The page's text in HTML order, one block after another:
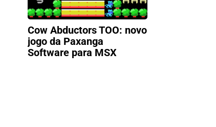
Cow Abductors TOO: novo
jogo da Paxanga
Software para MSX